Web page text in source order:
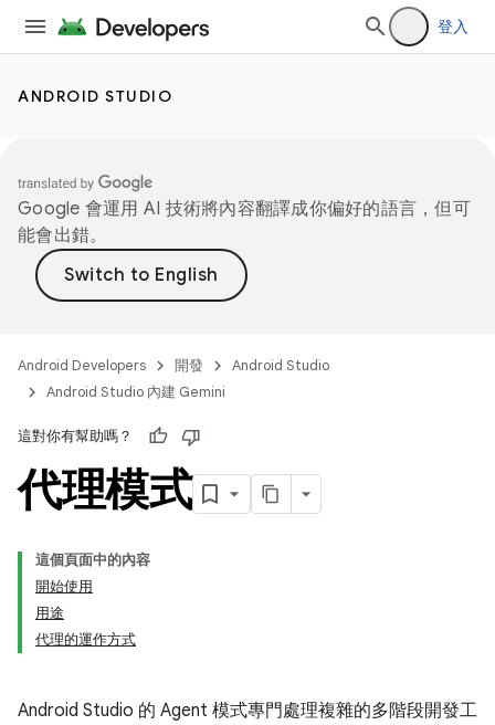
登入
ANDROID STUDIO
Google 會運用 AI 技術將內容翻譯成你偏好的語言，但可
能會出錯。
Android Developers 開發
Android Studio
Android Studio 內建 Gemini
這對你有幫助嗎？
代理模式
這個頁面中的內容
開始使用
用途
代理的運作方式
Android Studio 的 Agent 模式專門處理複雜的多階段開發工